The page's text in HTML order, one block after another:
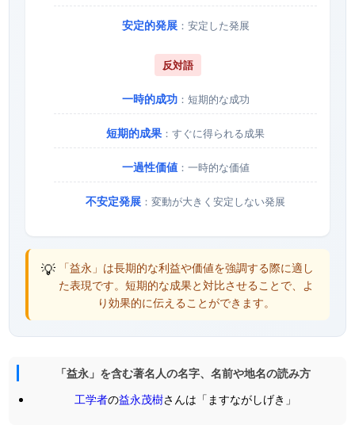
安定的発展：安定した発展
反対語
一時的成功：短期的な成功
短期的成果 ：すぐに得られる成果
一過性価値：一時的な価値
不安定発展 ：変動が大きく安定しない発展
💡 「益永」は長期的な利益や価値を強調する際に適し
た表現です。短期的な成果と対比させることで、よ
り効果的に伝えることができます。
「益永」を含む著名人の名字、名前や地名の読み方
工学者の益永茂樹さんは「ますながしげき」